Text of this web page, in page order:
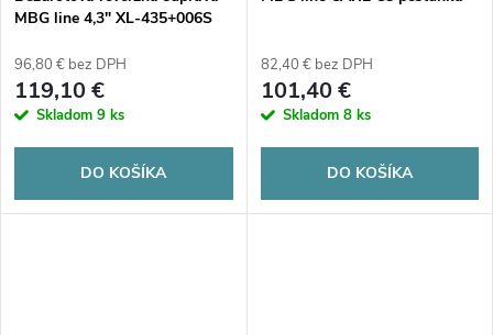
v
MBG line 4,3" XL-435+006S
96,80 € bez DPH
119,10 €
Skladom 9 ks
DO KOŠÍKA
82,40 € bez DPH
101,40 €
Skladom 8 ks
DO KOŠÍKA